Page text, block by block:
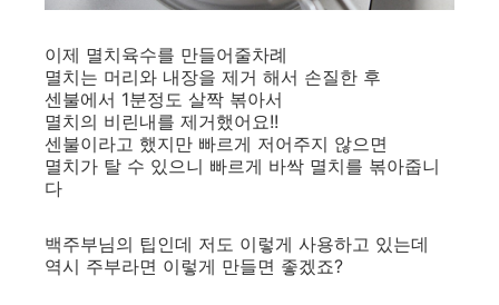
이제 멸치육수를 만들어줄차례
멸치는 머리와 내장을 제거 해서 손질한 후
센불에서 1분정도 살짝 볶아서
멸치의 비린내를 제거했어요!!
센불이라고 했지만 빠르게 저어주지 않으면
멸치가 탈 수 있으니 빠르게 바싹 멸치를 볶아줍니
다
백주부님의 팁인데 저도 이렇게 사용하고 있는데
역시 주부라면 이렇게 만들면 좋겠죠?